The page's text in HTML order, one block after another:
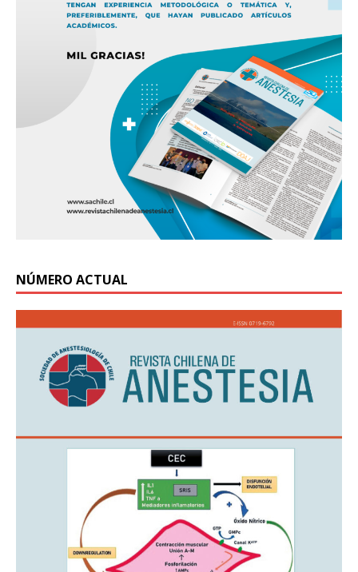
NÚMERO ACTUAL